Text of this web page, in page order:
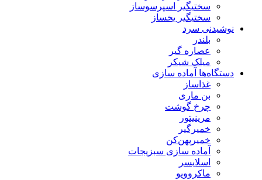
سختیگیر اسپرسوساز
سختیگیر یخساز
نوشیدنی سرد
بلندر
عصاره گیر
میلک شیکر
دستگاه‌ها آماده سازی
غذاساز
بن ماری
چرخ گوشت
مرینیتور
خمیرگیر
خمیر‌پهن‌کن
آماده سازی سبزیجات
اسلایسر
ماکروویو